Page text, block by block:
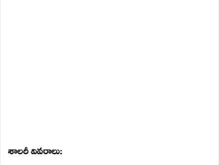
శాలరీ వివరాలు: